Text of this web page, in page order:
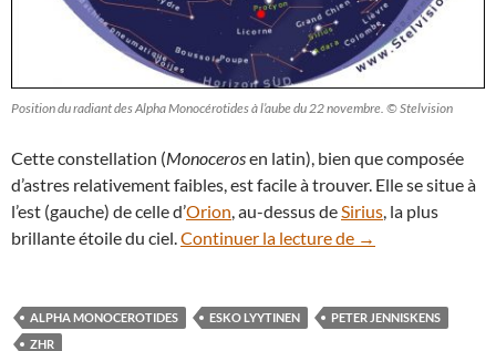
Position du radiant des Alpha Monocérotides à l’aube du 22 novembre. © Stelvision
Cette constellation (Monocerosen latin), bien que composée
d’astres relativement faibles, est facile à trouver. Elle se situe à
l’est (gauche) de celle d’Orion, au-dessus deSirius, la plus
brillante étoile du ciel.Continuer la lecture de Spectaculaire
→
ALPHA MONOCEROTIDES ESKO LYYTINEN
PETER JENNISKENS
ZHR